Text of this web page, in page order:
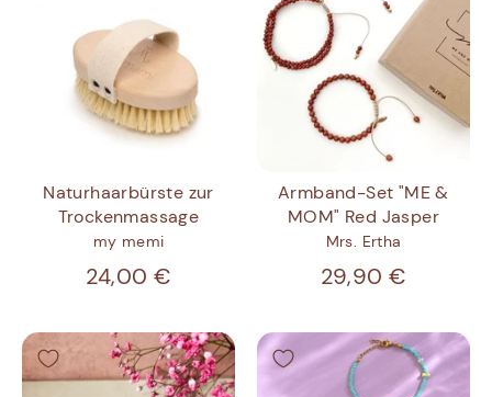
Naturhaarbürste zur
Trockenmassage
my memi
24,00 €
Armband-Set "ME &
MOM" Red Jasper
Mrs. Ertha
29,90 €